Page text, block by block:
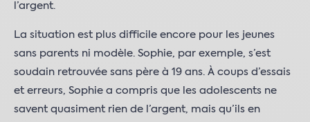
l’argent.
La situation est plus difficile encore pour les jeunes
sans parents ni modèle. Sophie, par exemple, s’est
soudain retrouvée sans père à 19 ans. À coups d’essais
et erreurs, Sophie a compris que les adolescents ne
savent quasiment rien de l’argent, mais qu’ils en